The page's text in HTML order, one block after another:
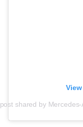
shared by